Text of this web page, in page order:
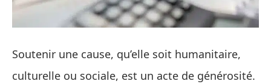
Soutenir une cause, qu’elle soit humanitaire,
culturelle ou sociale, est un acte de générosité.